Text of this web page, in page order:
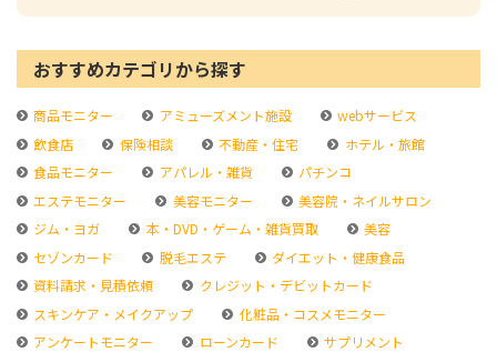
おすすめカテゴリから探す
商品モニター アミューズメント施設
webサービス
飲食店
保険相談 不動産・住宅
ホテル・旅館
食品モニター
アパレル・雑貨
パチンコ
エステモニター
美容モニター
美容院・ネイルサロン
ジム・ヨガ
本・DVD・ゲーム・雑貨買取
美容
セゾンカード
脱毛エステ
ダイエット・健康食品
資料請求・見積依頼
クレジット・デビットカード
スキンケア・メイクアップ
化粧品・コスメモニター
アンケートモニター
ローンカード
サプリメント